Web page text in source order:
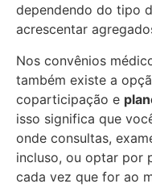
dependendo do tipo
acrescentar
Nos convênios
também existe a
coparticipação e
isso significa que
onde consultas,
incluso, ou optar por
cada vez que for ao